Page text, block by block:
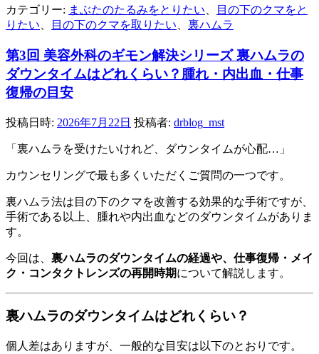
カテゴリー: まぶたのたるみをとりたい
目の下のクマをと
りたい
目の下のクマを取りたい 裏ハムラ
第3回 美容外科のギモン解決シリーズ 裏ハムラの
ダウンタイムはどれくらい？腫れ・内出血・仕事
復帰の目安
投稿日時: 2026年7月22日 投稿者: drblog_mst
「裏ハムラを受けたいけれど、ダウンタイムが心配…」
カウンセリングで最も多くいただくご質問の一つです。
裏ハムラ法は目の下のクマを改善する効果的な手術ですが、
手術である以上、腫れや内出血などのダウンタイムがありま
す。
今回は、 裏ハムラのダウンタイムの経過や、仕事復帰・メイ
ク・コンタクトレンズの再開時期について解説します。
裏ハムラのダウンタイムはどれくらい？
個人差はありますが、一般的な目安は以下のとおりです。